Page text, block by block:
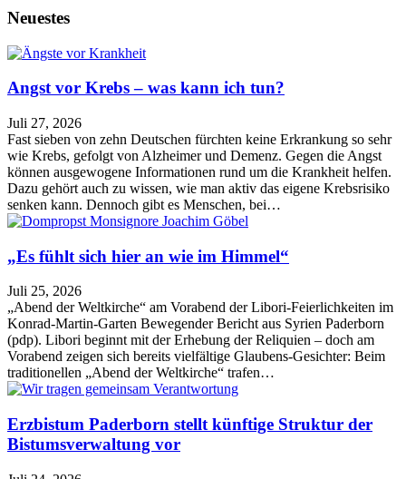
Neuestes
Angst vor Krebs – was kann ich tun?
Juli 27, 2026
Fast sieben von zehn Deutschen fürchten keine Erkrankung so sehr
wie Krebs, gefolgt von Alzheimer und Demenz. Gegen die Angst
können ausgewogene Informationen rund um die Krankheit helfen.
Dazu gehört auch zu wissen, wie man aktiv das eigene Krebsrisiko
senken kann. Dennoch gibt es Menschen, bei…
„Es fühlt sich hier an wie im Himmel“
Juli 25, 2026
„Abend der Weltkirche“ am Vorabend der Libori-Feierlichkeiten im
Konrad-Martin-Garten Bewegender Bericht aus Syrien Paderborn
(pdp). Libori beginnt mit der Erhebung der Reliquien – doch am
Vorabend zeigen sich bereits vielfältige Glaubens-Gesichter: Beim
traditionellen „Abend der Weltkirche“ trafen…
Erzbistum Paderborn stellt künftige Struktur der
Bistumsverwaltung vor